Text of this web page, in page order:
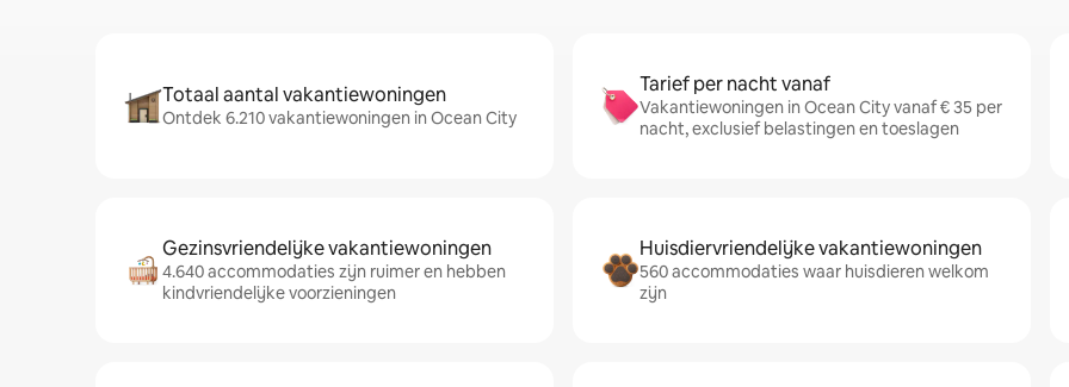
Totaal aantal vakantiewoningen
Ontdek 6.210 vakantiewoningen in Ocean City
Tarief per nacht vanaf
Vakantiewoningen in Ocean City vanaf € 35 per
nacht, exclusief belastingen en toeslagen
Gezinsvriendelijke vakantiewoningen
4.640 accommodaties zijn ruimer en hebben
kindvriendelijke voorzieningen
Huisdiervriendelijke vakantiewoningen
560 accommodaties waar huisdieren welkom
zijn